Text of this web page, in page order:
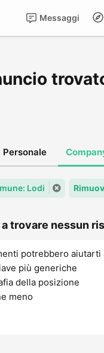
Messaggi
Personale
Lodi
trovare nessun
potrebbero
più generiche
della posizione
meno